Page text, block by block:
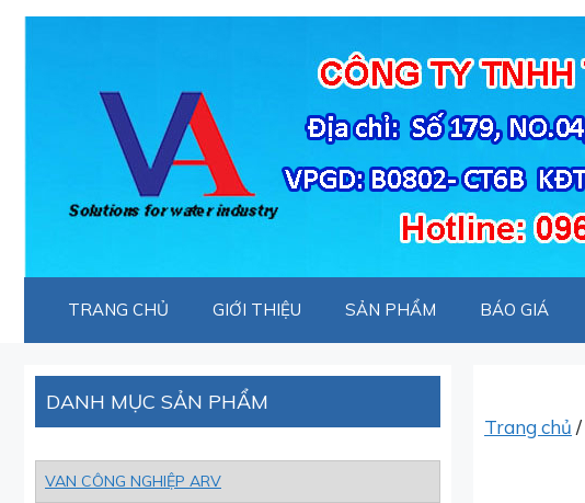
Chuyển
TRANG CHỦ GIỚI THIỆU SẢN PHẨM BÁO GIÁ
Trang chủ /
DANH MỤC SẢN PHẨM
VAN CÔNG NGHIỆP ARV